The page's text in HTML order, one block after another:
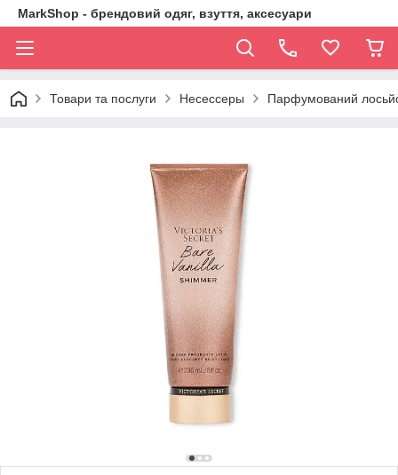
MarkShop - брендовий одяг, взуття, аксесуари
Товари та послуги Несессеры Парфумований